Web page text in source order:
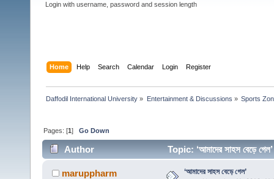
Login with username, password and session length
Home Help Search Calendar Login Register
Daffodil International University » Entertainment & Discussions » Sports
Pages: [1]Go Down
Author Topic: ‘আমাদের সাহস বেড়ে
maruppharm ‘আমাদের সাহস বেড়ে গেল’